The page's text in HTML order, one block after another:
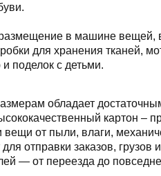
в машине вещей,
для хранения тканей,
поделок с детьми.
обладает
картон –
от пыли, влаги,
отправки заказов,
— от переезда до